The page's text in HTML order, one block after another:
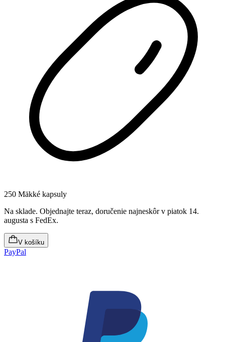
250 Mäkké kapsuly
Na sklade. Objednajte teraz, doručenie najneskôr v piatok 14.
augusta s FedEx.
V košíku
PayPal